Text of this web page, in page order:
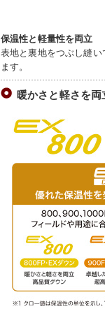
保温性と軽量性を両立
表地と裏地をつぶし縫
ます。
暖かさと軽さを両